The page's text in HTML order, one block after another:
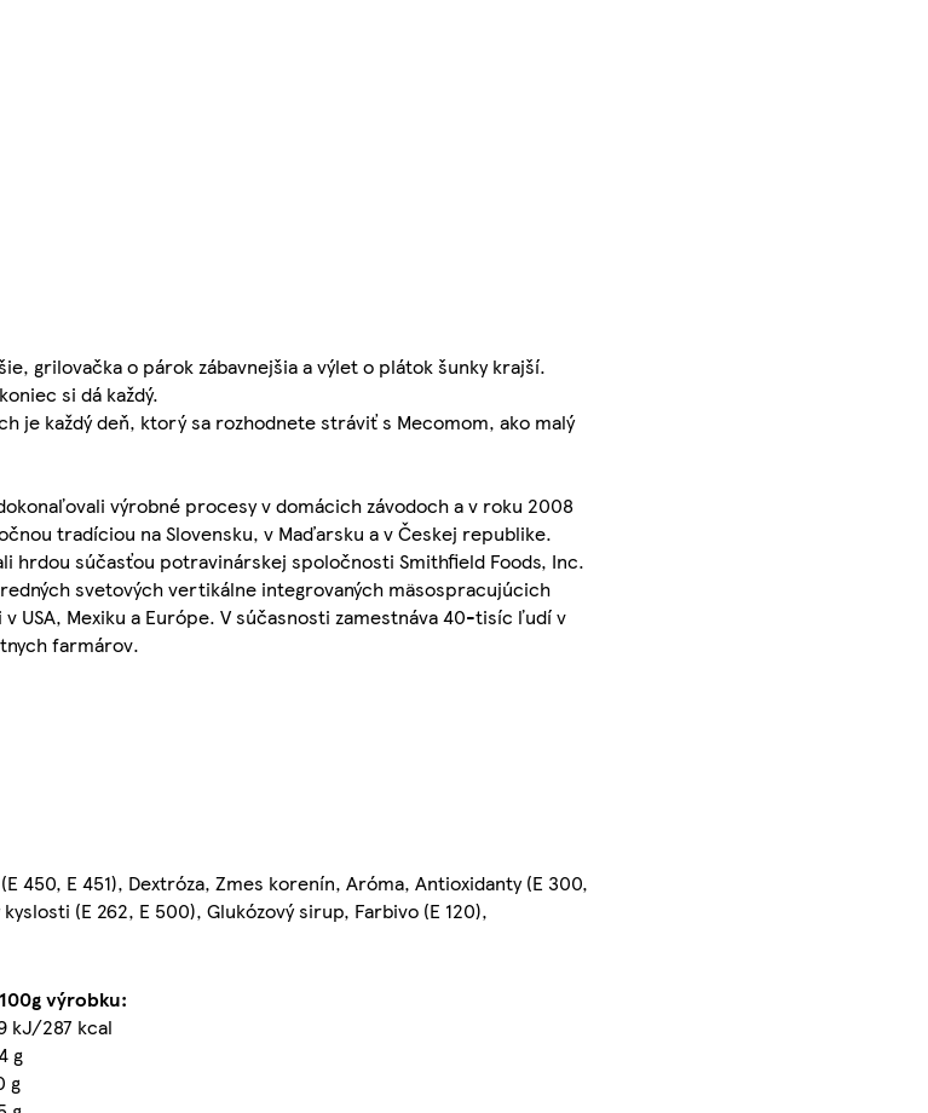
grilovačka o párok zábavnejšia a výlet o plátok šunky krajší.
si dá každý.
je každý deň, ktorý sa rozhodnete stráviť s Mecomom, ako malý
výrobné procesy v domácich závodoch a v roku 2008
tradíciou na Slovensku, v Maďarsku a v Českej republike.
hrdou súčasťou potravinárskej spoločnosti Smithfield Foods, Inc.
svetových vertikálne integrovaných mäsospracujúcich
USA, Mexiku a Európe. V súčasnosti zamestnáva 40-tisíc ľudí v
farmárov.
450, E 451), Dextróza, Zmes korenín, Aróma, Antioxidanty (E 300,
(E 262, E 500), Glukózový sirup, Farbivo (E 120),
výrobku:
kJ/287 kcal
g
g